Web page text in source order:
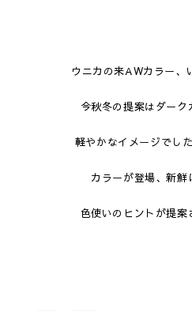
ウニカの来AWカラー
今秋冬の提案はダーク
軽やかなイメージでし
カラーが登場、新鮮
色使いのヒントが提案